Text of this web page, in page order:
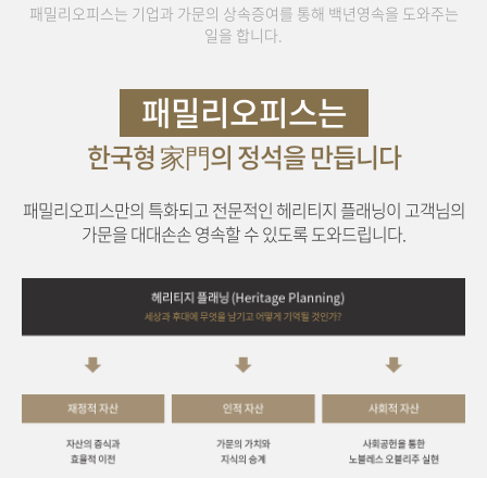
패밀리오피스는 기업과 가문의 상속증여를 통해 백년영속을 도와주는
일을 합니다.
패밀리오피스는
한국형 家門의 정석을 만듭니다
패밀리오피스만의 특화되고 전문적인 헤리티지 플래닝이 고객님의
가문을 대대손손 영속할 수 있도록 도와드립니다.